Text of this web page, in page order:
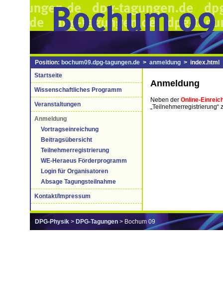
Position: bochum09.dpg-tagungen.de > anmeldung > index.html
Startseite
Wissenschaftliches Programm
Veranstaltungen
Anmeldung
Vortragseinreichung
Beitragsübersicht
Teilnehmerregistrierung
WE-Heraeus Förderprogramm
Login für Organisatoren
Absage Tagungsteilnahme
Kontakt/Impressum
Anmeldung
Neben der Online-
DPG-Physik > DPG-Tagungen > Bochum 09